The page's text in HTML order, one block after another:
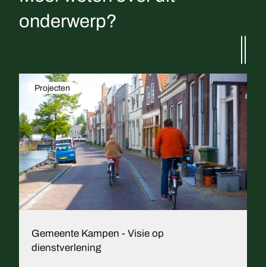
onderwerp?
Projecten
Gemeente Kampen - Visie op
dienstverlening